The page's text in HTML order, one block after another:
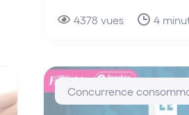
4378 vues 4
Concurrence